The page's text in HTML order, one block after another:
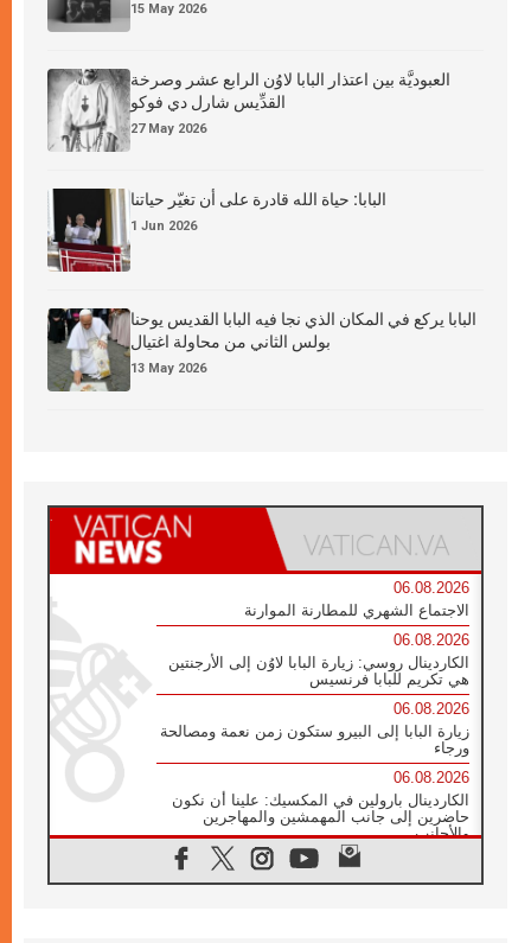
15 May 2026
العبوديَّة بين اعتذار البابا لاوُن الرابع عشر وصرخة
القدِّيس شارل دي فوكو
27 May 2026
البابا: حياة الله قادرة على أن تغيّر حياتنا
1 Jun 2026
البابا يركع في المكان الذي نجا فيه البابا القديس يوحنا
بولس الثاني من محاولة اغتيال
13 May 2026
06.08.2026
الاجتماع الشهري للمطارنة الموارنة
06.08.2026
الكاردينال روسي: زيارة البابا لاوُن إلى الأرجنتين
هي تكريم للبابا فرنسيس
06.08.2026
زيارة البابا إلى البيرو ستكون زمن نعمة ومصالحة
ورجاء
06.08.2026
الكاردينال بارولين في المكسيك: علينا أن نكون
حاضرين إلى جانب المهمشين والمهاجرين
والأجانب
البابا لاوُن الرابع عشر للشباب في أسيزي: